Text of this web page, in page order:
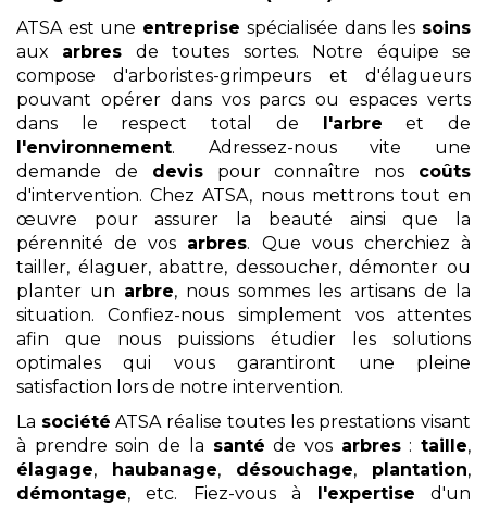
ATSA est une entreprise spécialisée dans les soins
aux arbres de toutes sortes. Notre équipe se
compose d'arboristes-grimpeurs et d'élagueurs
pouvant opérer dans vos parcs ou espaces verts
dans le respect total de
l'arbre et de
l'environnement. Adressez-nous vite une
demande de devispour connaître nos coûts
d'intervention. Chez ATSA, nous mettrons tout en
œuvre pour assurer la beauté ainsi que la
pérennité de vos arbres. Que vous cherchiez à
tailler, élaguer, abattre, dessoucher, démonter ou
planter un arbre, nous sommes les artisans de la
situation. Confiez-nous simplement vos attentes
afin que nous puissions étudier les solutions
optimales qui vous garantiront une pleine
satisfaction lors de notre intervention.
La société ATSA réalise toutes les prestations visant
à prendre soin de la santé de vos arbres:taille,
élagage, haubanage, désouchage, plantation,
démontage, etc. Fiez-vous à l'expertise d'un